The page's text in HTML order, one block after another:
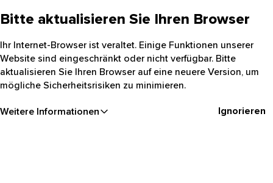
Bitte aktualisieren Sie Ihren Browser
Ihr Internet-Browser ist veraltet. Einige Funktionen unserer
Website sind eingeschränkt oder nicht verfügbar. Bitte
aktualisieren Sie Ihren Browser auf eine neuere Version, um
mögliche Sicherheitsrisiken zu minimieren.
Weitere Informationen Ignorieren